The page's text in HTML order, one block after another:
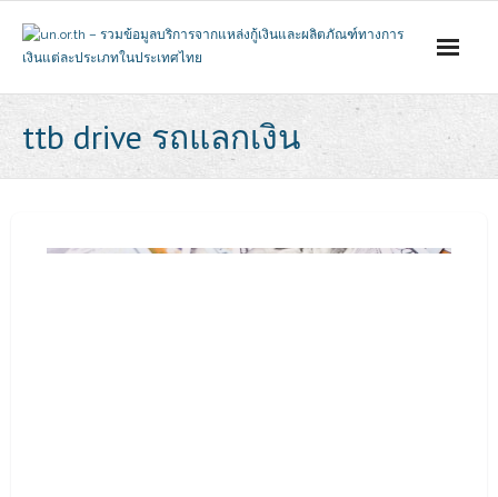
content
ttb drive รถแลกเงิน